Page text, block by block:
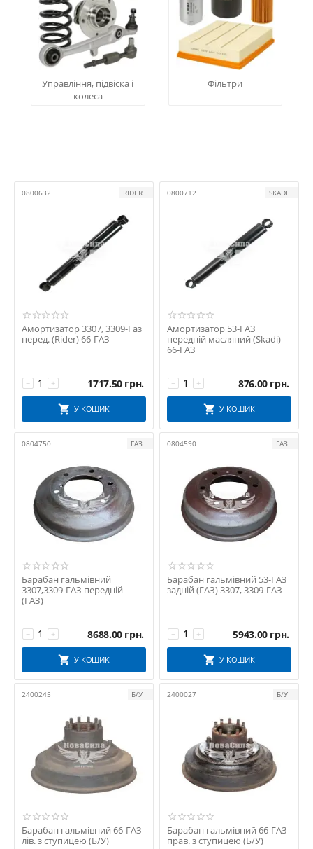
Управління, підвіска і
колеса
Фільтри
0800632 RIDER
Амортизатор 3307, 3309-Газ
перед. (Rider) 66-ГАЗ
+
− 1717.50 грн.
У КОШИК
0800712 SKADI
Амортизатор 53-ГАЗ
передній масляний (Skadi)
66-ГАЗ
+
− 876.00 грн.
У КОШИК
0804750 ГАЗ
Барабан гальмівний
3307,3309-ГАЗ передній
(ГАЗ)
+
− 8688.00 грн.
У КОШИК
0804590 ГАЗ
Барабан гальмівний 53-ГАЗ
задній (ГАЗ) 3307, 3309-ГАЗ
+
− 5943.00 грн.
У КОШИК
2400245 Б/У
Барабан гальмівний 66-ГАЗ
лів. з ступицею (Б/У)
2400027 Б/У
Барабан гальмівний 66-ГАЗ
прав. з ступицею (Б/У)